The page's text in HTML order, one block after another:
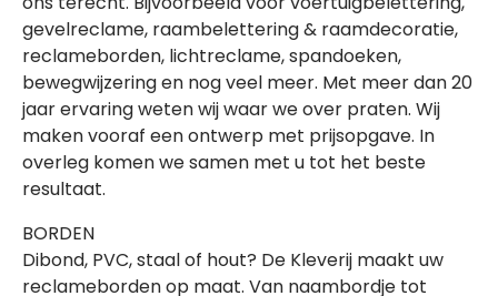
gevelreclame, raambelettering & raamdecoratie,
reclameborden, lichtreclame, spandoeken,
bewegwijzering en nog veel meer. Met meer dan 20
jaar ervaring weten wij waar we over praten. Wij
maken vooraf een ontwerp met prijsopgave. In
overleg komen we samen met u tot het beste
resultaat.
BORDEN
Dibond, PVC, staal of hout? De Kleverij maakt uw
reclameborden op maat. Van naambordje tot